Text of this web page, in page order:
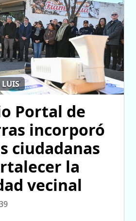
LUIS
Portal de
incorporó
ciudadanas
la
vecinal